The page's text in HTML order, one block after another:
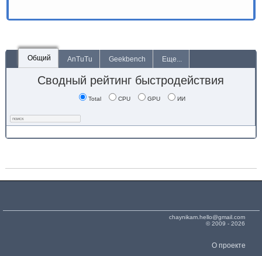
Общий AnTuTu Geekbench Еще...
Сводный рейтинг быстродействия
Total CPU GPU ИИ
chaynikam.hello@gmail.com
© 2009 - 2026
О проекте